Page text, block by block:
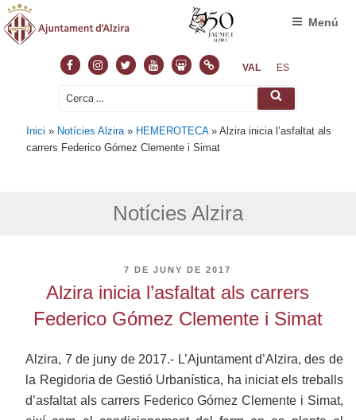
FacebookInstagram
TwitterYoutubeSlideshare
NormasVAL ES
Cerca: Cerca
Menú
Inici » Notícies Alzira » HEMEROTECA»Alzira inicia l’asfaltat als
carrers Federico Gómez Clemente i Simat
Notícies Alzira
PUBLICAT
7 DE JUNY DE 2017
Alzira inicia l’asfaltat als carrers
Federico Gómez Clemente i Simat
Alzira, 7 de juny de 2017.- L’Ajuntament d’Alzira, des de
la Regidoria de Gestió Urbanística, ha iniciat els treballs
d’asfaltat als carrers Federico Gómez Clemente i Simat,